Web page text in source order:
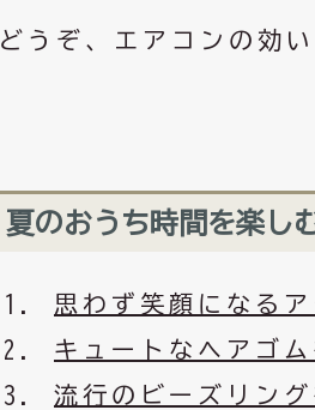
どうぞ、エアコンの効
夏のおうち時間を楽し
思わず笑顔になる
キュートなヘアゴ
流行のビーズリン